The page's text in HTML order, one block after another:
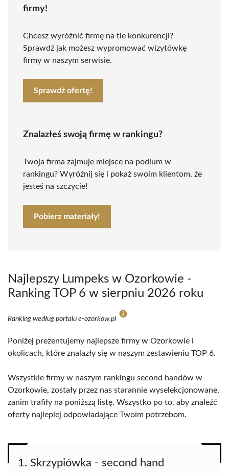
firmy!
Chcesz wyróżnić firmę na tle konkurencji?
Sprawdź jak możesz wypromować wizytówkę
firmy w naszym serwisie.
Sprawdź ofertę!
Znalazłeś swoją firmę w rankingu?
Twoja firma zajmuje miejsce na podium w
rankingu? Wyróżnij się i pokaż swoim klientom, że
jesteś na szczycie!
Pobierz materiały!
Najlepszy Lumpeks w Ozorkowie -
Ranking TOP 6 w sierpniu 2026 roku
Ranking według portalu e-ozorkow.pl
Poniżej prezentujemy najlepsze firmy w Ozorkowie i
okolicach, które znalazły się w naszym zestawieniu TOP 6.
Wszystkie firmy w naszym rankingu second handów w
Ozorkowie, zostały przez nas starannie wyselekcjonowane,
zanim trafiły na poniższą listę. Wszystko po to, aby znaleźć
oferty najlepiej odpowiadające Twoim potrzebom.
1. Skrzypiówka - second hand